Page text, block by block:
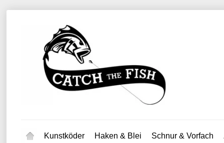
Kunstköder Haken & Blei Schnur & Vorfach